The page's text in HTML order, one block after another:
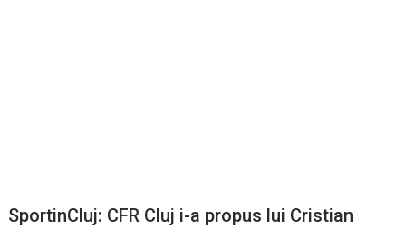
SportinCluj: CFR Cluj i-a propus lui Cristian